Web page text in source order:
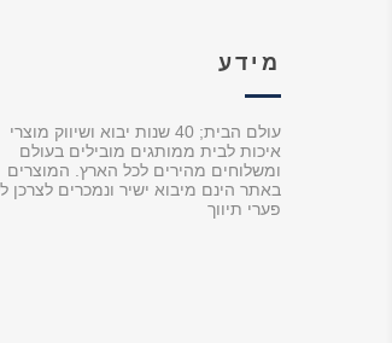
מידע
עולם הבית; 40 שנות יבוא ושיווק מוצרי
איכות לבית ממותגים מובילים בעולם
ומשלוחים מהירים לכל הארץ. המוצרים
באתר הינם מיבוא ישיר ונמכרים לצרכן
פערי תיווך